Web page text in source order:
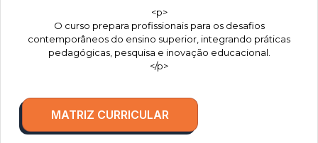
<p>
O curso prepara profissionais para os desafios
contemporâneos do ensino superior, integrando práticas
pedagógicas, pesquisa e inovação educacional.
</p>
MATRIZ CURRICULAR